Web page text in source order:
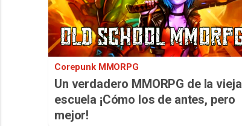
Corepunk MMORPG
Un verdadero MMORPG de la vieja
escuela ¡Cómo los de antes, pero
mejor!